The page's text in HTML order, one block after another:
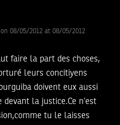
on 08/05/2012 at 08/05/2012
faire la part des choses,
leurs concitiyens
doivent eux aussi
devant la justice.Ce n’est
tu le laisses